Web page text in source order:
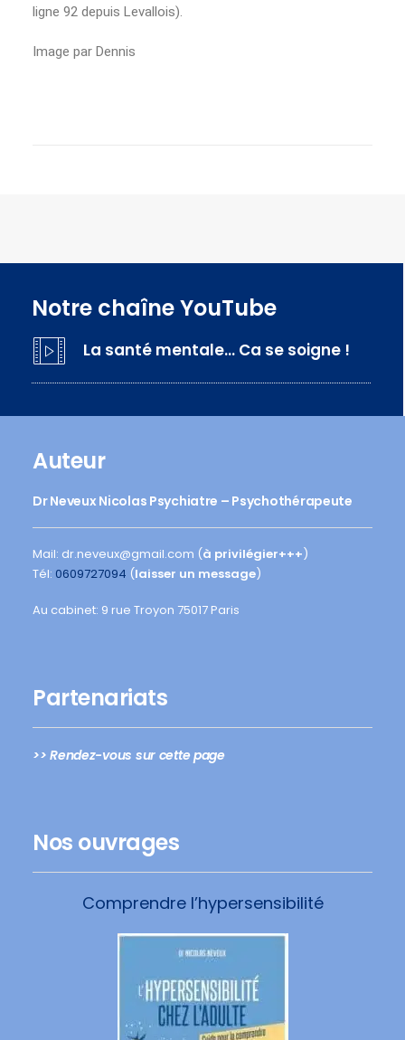
ligne 92 depuis Levallois).
Image par Dennis
Notre chaîne YouTube
La santé mentale… Ca se soigne !
Auteur
Dr Neveux Nicolas Psychiatre – Psychothérapeute
Mail: dr.neveux@gmail.com (à privilégier+++)
Tél: 0609727094 (laisser un message)
Au cabinet: 9 rue Troyon 75017 Paris
Partenariats
>> Rendez-vous sur cette page
Nos ouvrages
Comprendre l’hypersensibilité